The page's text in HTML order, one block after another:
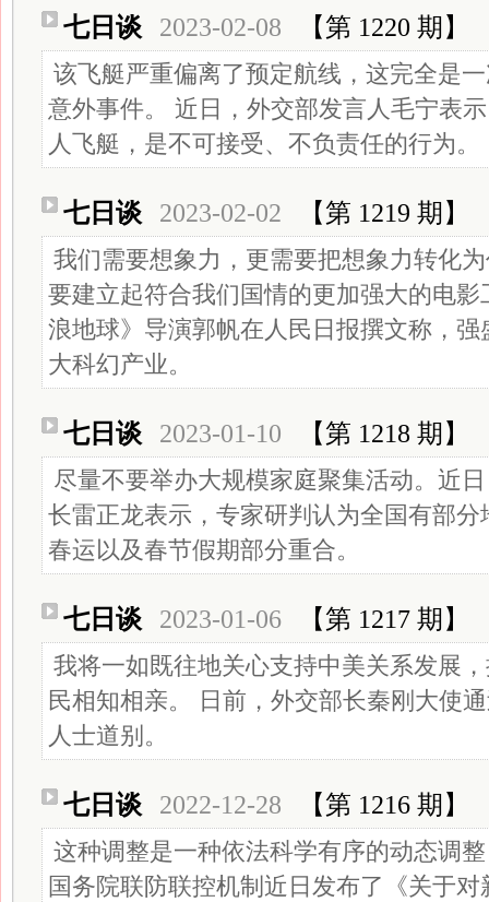
七日谈 2023-02-08 【第 1220 期】
该飞艇严重偏离了预定航线，这完全是
意外事件。 近日，外交部发言人毛宁表
人飞艇，是不可接受、不负责任的行为。
七日谈 2023-02-02 【第 1219 期】
我们需要想象力，更需要把想象力转化
要建立起符合我们国情的更加强大的电
浪地球》导演郭帆在人民日报撰文称，
大科幻产业。
七日谈 2023-01-10 【第 1218 期】
尽量不要举办大规模家庭聚集活动。近
长雷正龙表示，专家研判认为全国有部
春运以及春节假期部分重合。
七日谈 2023-01-06 【第 1217 期】
我将一如既往地关心支持中美关系发展
民相知相亲。 日前，外交部长秦刚大使
人士道别。
七日谈 2022-12-28 【第 1216 期】
这种调整是一种依法科学有序的动态调
国务院联防联控机制近日发布了《关于